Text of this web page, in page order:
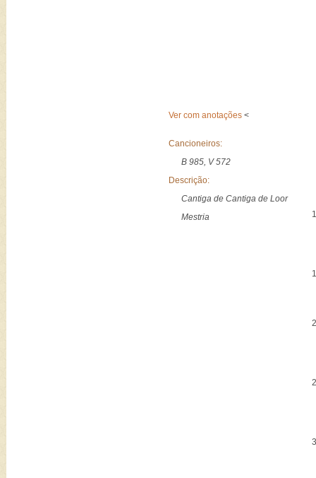
Ver com anotações <
Cancioneiros:
B 985, V 572
Descrição:
Cantiga de Cantiga de Loor
Mestria